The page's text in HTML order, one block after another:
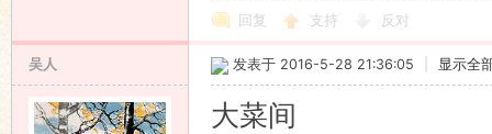
回复 支持 反对
吴人 发表于 2016-5-28 21:36:05 显示全
大菜间